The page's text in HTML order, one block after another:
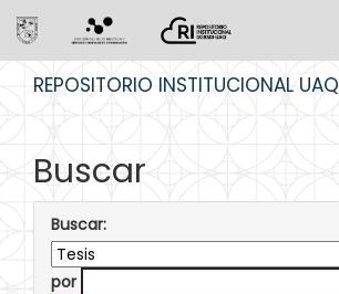
REPOSITORIO INSTITUCIONAL UAQ
Buscar
Buscar:
por